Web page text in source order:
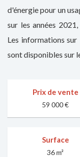
d'énergie pour un
sur les années
Les informations sur
sont disponibles sur
Prix de vente
59 000 €
Surface
36 m²